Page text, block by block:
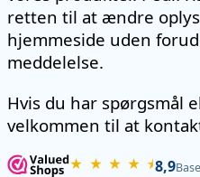
retten til at ændre
hjemmeside uden
meddelelse.
Hvis du har spørgsmål
velkommen til at
★ ★ ★ ★ ⯨8,9